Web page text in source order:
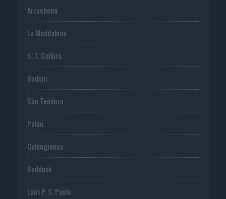
Arzachena
La Maddalena
S. T. Gallura
Budoni
San Teodoro
Palau
Calangianus
Buddusò
Loiri P. S. Paolo